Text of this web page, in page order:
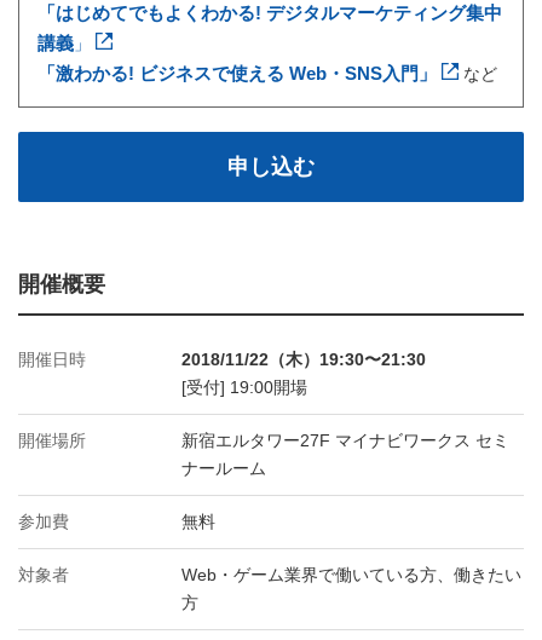
「はじめてでもよくわかる! デジタルマーケティング集中
講義 」
「激わかる! ビジネスで使える Web・SNS入門」 など
申し込む
開催概要
開催日時
2018/11/22（木）19:30〜21:30
[受付] 19:00開場
開催場所
新宿エルタワー27F マイナビワークス セミ
ナールーム
参加費 無料
対象者
Web・ゲーム業界で働いている方、働きたい
方